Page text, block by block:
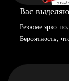
Вас
Резюме ярко
Вероятность,